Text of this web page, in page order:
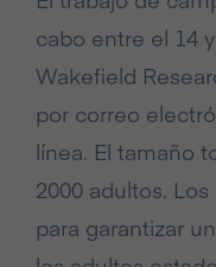
cabo entre el 14
Wakefield
por correo
línea. El tamaño
2000 adultos.
para garantizar